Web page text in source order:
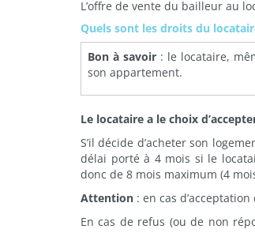
L’offre de vente du bailleur au
Quels sont les droits du
Bon à savoir : le locataire,
son appartement.
Le locataire a le choix
S’il décide d’acheter son
délai porté à 4 mois si le
donc de 8 mois maximum (4
Attention : en cas
En cas de refus (ou de non